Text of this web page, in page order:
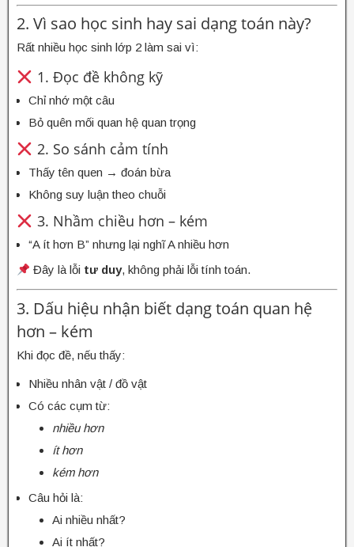
2. Vì sao học sinh hay sai dạng toán này?
Rất nhiều học sinh lớp 2 làm sai vì:
1. Đọc đề không kỹ
Chỉ nhớ một câu
Bỏ quên mối quan hệ quan trọng
2. So sánh cảm tính
Thấy tên quen → đoán bừa
Không suy luận theo chuỗi
3. Nhầm chiều hơn – kém
“A ít hơn B” nhưng lại nghĩ A nhiều hơn
Đây là lỗi tư duy, không phải lỗi tính toán.
3. Dấu hiệu nhận biết dạng toán quan hệ
hơn – kém
Khi đọc đề, nếu thấy:
Nhiều nhân vật / đồ vật
Có các cụm từ:
nhiều hơn
ít hơn
kém hơn
Câu hỏi là:
Ai nhiều nhất?
Ai ít nhất?